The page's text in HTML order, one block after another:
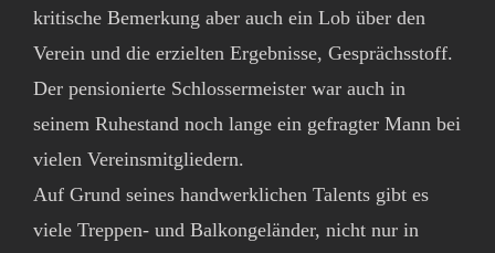
kritische Bemerkung aber auch ein Lob über den
Verein und die erzielten Ergebnisse, Gesprächsstoff.
Der pensionierte Schlossermeister war auch in
seinem Ruhestand noch lange ein gefragter Mann bei
vielen Vereinsmitgliedern.
Auf Grund seines handwerklichen Talents gibt es
viele Treppen- und Balkongeländer, nicht nur in